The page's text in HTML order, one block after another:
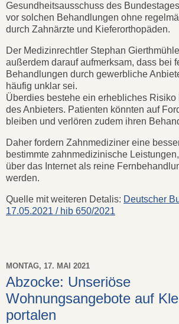
Gesundheitsausschuss des
vor solchen Behandlungen ohne
durch Zahnärzte und Kieferorthopäden.
Der Medizinrechtler Stephan
außerdem darauf aufmerksam, dass bei
Behandlungen durch gewerbliche
häufig unklar sei.
Überdies bestehe ein erhebliches Risiko
des Anbieters. Patienten könnten auf
bleiben und verlören zudem ihren
Daher fordern Zahnmediziner eine
bestimmte zahnmedizinische
über das Internet als reine
werden.
Quelle mit weiteren Detalis: Deutscher
17.05.2021 / hib 650/2021
MONTAG, 17. MAI 2021
Abzocke: Unseriöse
Wohnungsangebote auf
portalen